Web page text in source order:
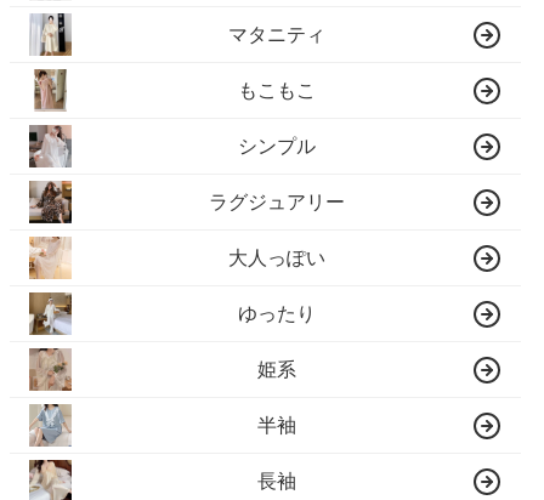
マタニティ
もこもこ
シンプル
ラグジュアリー
大人っぽい
ゆったり
姫系
半袖
長袖